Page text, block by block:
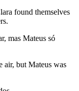
found themselves
mas Mateus só
air, but Mateus was